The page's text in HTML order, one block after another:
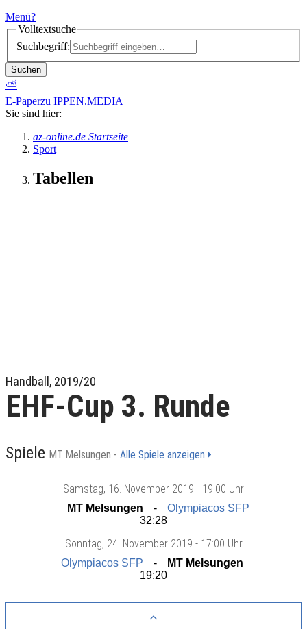
Menü?
Volltextsuche
Suchbegriff:
Suchen
⛅
E-Paperzu IPPEN.MEDIA
Sie sind hier:
az-online.de Startseite
Sport
Tabellen
Handball, 2019/20
EHF-Cup 3. Runde
Spiele MT Melsungen - Alle Spiele anzeigen
Samstag, 16. November 2019 - 19:00 Uhr
MT Melsungen
Olympiacos SFP
32:28
Sonntag, 24. November 2019 - 17:00 Uhr
Olympiacos SFP
MT Melsungen
19:20